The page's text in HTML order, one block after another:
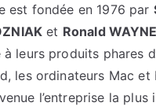
est fondée en 1976 par
et Ronald WAYNE
à leurs produits phares
les ordinateurs Mac et
l’entreprise la